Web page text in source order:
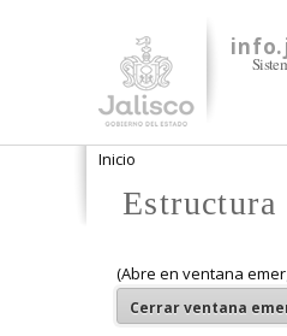
Se encuentra usted aquí
Inicio
Estructura
(Abre en ventana
Cerrarventana